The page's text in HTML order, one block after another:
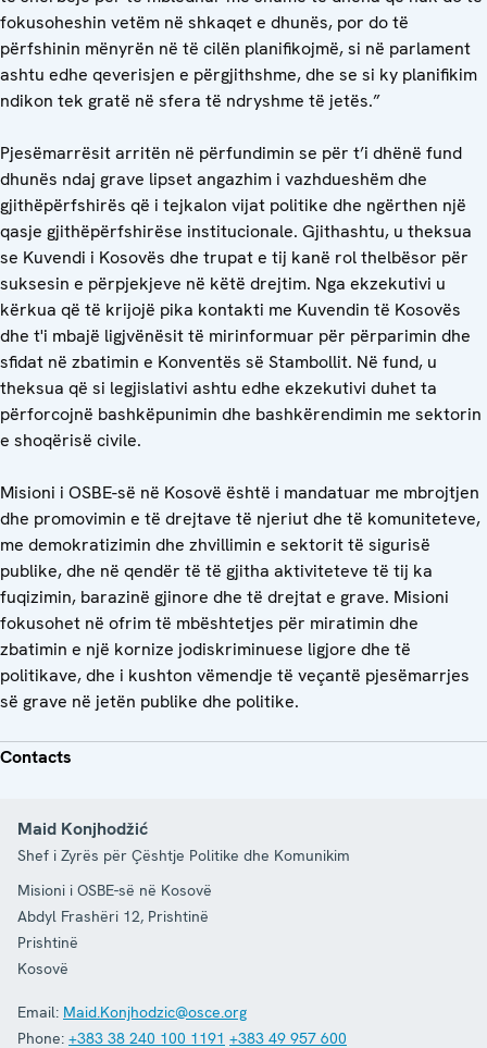
fokusoheshin vetëm në shkaqet e dhunës, por do të
përfshinin mënyrën në të cilën planifikojmë, si në parlament
ashtu edhe qeverisjen e përgjithshme, dhe se si ky planifikim
ndikon tek gratë në sfera të ndryshme të jetës.”
Pjesëmarrësit arritën në përfundimin se për t’i dhënë fund
dhunës ndaj grave lipset angazhim i vazhdueshëm dhe
gjithëpërfshirës që i tejkalon vijat politike dhe ngërthen një
qasje gjithëpërfshirëse institucionale. Gjithashtu, u theksua
se Kuvendi i Kosovës dhe trupat e tij kanë rol thelbësor për
suksesin e përpjekjeve në këtë drejtim. Nga ekzekutivi u
kërkua që të krijojë pika kontakti me Kuvendin të Kosovës
dhe t'i mbajë ligjvënësit të mirinformuar për përparimin dhe
sfidat në zbatimin e Konventës së Stambollit. Në fund, u
theksua që si legjislativi ashtu edhe ekzekutivi duhet ta
përforcojnë bashkëpunimin dhe bashkërendimin me sektorin
e shoqërisë civile.
Misioni i OSBE-së në Kosovë është i mandatuar me mbrojtjen
dhe promovimin e të drejtave të njeriut dhe të komuniteteve,
me demokratizimin dhe zhvillimin e sektorit të sigurisë
publike, dhe në qendër të të gjitha aktiviteteve të tij ka
fuqizimin, barazinë gjinore dhe të drejtat e grave. Misioni
fokusohet në ofrim të mbështetjes për miratimin dhe
zbatimin e një kornize jodiskriminuese ligjore dhe të
politikave, dhe i kushton vëmendje të veçantë pjesëmarrjes
së grave në jetën publike dhe politike.
Contacts
Maid Konjhodžić
Shef i Zyrës për Çështje Politike dhe Komunikim
Misioni i OSBE-së në Kosovë
Abdyl Frashëri 12, Prishtinë
Prishtinë
Kosovë
Email: Maid.Konjhodzic@osce.org
Phone: +383 38 240 100 1191 +383 49 957 600